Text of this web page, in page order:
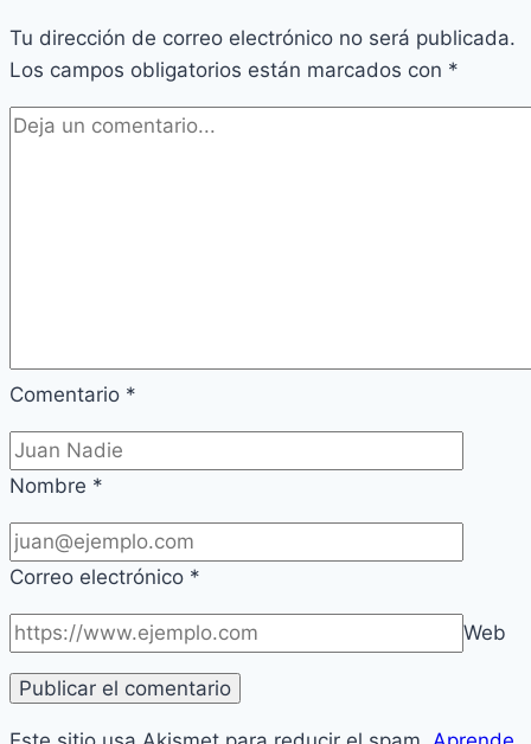
Tu dirección de correo electrónico no será publicada.
Los campos obligatorios están marcados con *
Comentario *
Nombre *
Correo electrónico *
Web